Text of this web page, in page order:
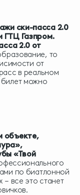
ски-пасса 2.0
ГТЦ Газпром.
2.0 от
то
от
в реальном
можно
объекте,
«Твой
по биатлонной
– все это станет